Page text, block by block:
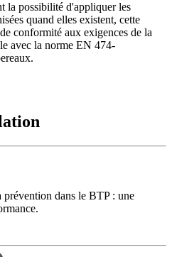
la possibilité d'appliquer les
quand elles existent, cette
conformité aux exigences de la
avec la norme EN 474-
dans le BTP : une